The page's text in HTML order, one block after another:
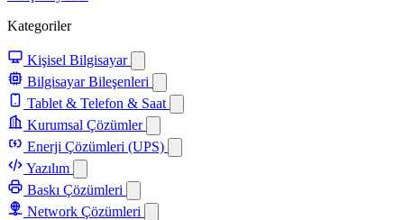
Kategoriler
Kişisel Bilgisayar
Bilgisayar Bileşenleri
Tablet & Telefon & Saat
Kurumsal Çözümler
Enerji Çözümleri (UPS)
Yazılım
Baskı Çözümleri
Network Çözümleri